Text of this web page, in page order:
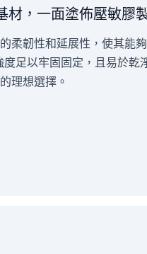
材，一面塗佈壓敏膠
柔韌性和延展性，使其能
足以牢固固定，且易於
理想選擇。